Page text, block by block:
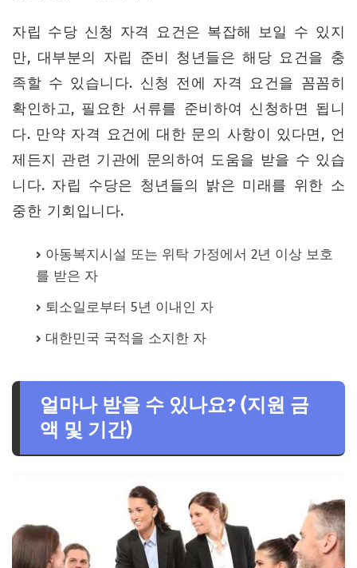
자립 수당 신청 자격 요건은 복잡해 보일 수 있지
만, 대부분의 자립 준비 청년들은 해당 요건을 충
족할 수 있습니다. 신청 전에 자격 요건을 꼼꼼히
확인하고, 필요한 서류를 준비하여 신청하면 됩니
다. 만약 자격 요건에 대한 문의 사항이 있다면, 언
제든지 관련 기관에 문의하여 도움을 받을 수 있습
니다. 자립 수당은 청년들의 밝은 미래를 위한 소
중한 기회입니다.
아동복지시설 또는 위탁 가정에서 2년 이상 보호
를 받은 자
퇴소일로부터 5년 이내인 자
대한민국 국적을 소지한 자
얼마나 받을 수 있나요? (지원 금
액 및 기간)